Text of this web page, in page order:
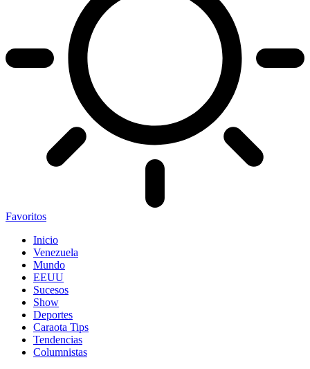
Favoritos
Inicio
Venezuela
Mundo
EEUU
Sucesos
Show
Deportes
Caraota Tips
Tendencias
Columnistas